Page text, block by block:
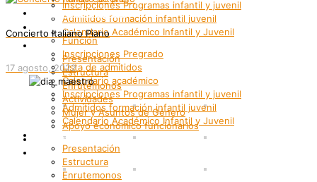
Inscripciones Programas infantil y juvenil
Admitidos formación infantil juvenil
Calendario Académico Infantil y Juvenil
Bienestar
Presentación
Estructura
Enrutemonos
Actividades
Mujer y Asuntos de Género
Apoyo económico funcionarios
Internacionalización
Patrimonio
Grupos Artísticos
Registro
Función
Inscripciones Pregrado
Lista de admitidos
Calendario académico
Inscripciones Programas infantil y juvenil
Admitidos formación infantil juvenil
Calendario Académico Infantil y Juvenil
Bienestar
Presentación
Estructura
Enrutemonos
Concierto Italiano Piano
17 agosto, 2022